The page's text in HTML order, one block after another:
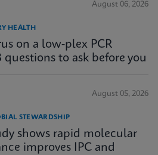
August 06, 2026
HEALTH
on a low-plex PCR
questions to ask before you
August 05, 2026
STEWARDSHIP
shows rapid molecular
improves IPC and